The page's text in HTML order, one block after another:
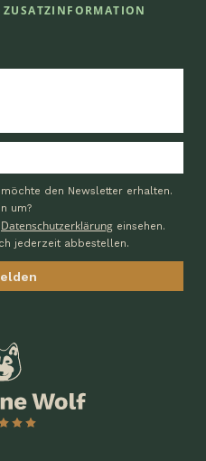
ZUSATZINFORMATION
den Newsletter erhalten.
um?
Datenschutzerklärung einsehen.
jederzeit abbestellen.